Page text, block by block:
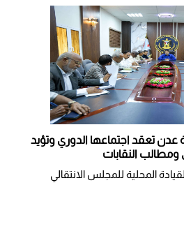
عدن تعقد اجتماعها الدوري وتؤيد
النقابات
المحلية للمجلس الانتقالي